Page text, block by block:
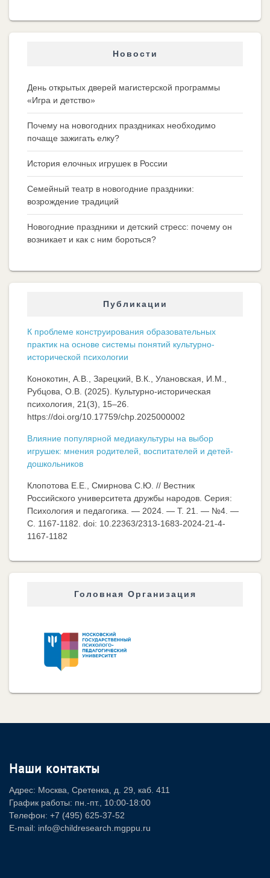
Новости
День открытых дверей магистерской программы
«Игра и детство»
Почему на новогодних праздниках необходимо
почаще зажигать елку?
История елочных игрушек в России
Семейный театр в новогодние праздники:
возрождение традиций
Новогодние праздники и детский стресс: почему он
возникает и как с ним бороться?
Публикации
К проблеме конструирования образовательных
практик на основе системы понятий культурно-
исторической психологии
Конокотин, А.В., Зарецкий, В.К., Улановская, И.М.,
Рубцова, О.В. (2025). Культурно-историческая
психология, 21(3), 15–26.
https://doi.org/10.17759/chp.2025000002
Влияние популярной медиакультуры на выбор
игрушек: мнения родителей, воспитателей и детей-
дошкольников
Клопотова Е.Е., Смирнова С.Ю. // Вестник
Российского университета дружбы народов. Серия:
Психология и педагогика. — 2024. — Т. 21. — №4. —
C. 1167-1182. doi: 10.22363/2313-1683-2024-21-4-
1167-1182
Головная Организация
Наши контакты
Адрес: Москва, Сретенка, д. 29, каб. 411
График работы: пн.-пт., 10:00-18:00
Телефон: +7 (495) 625-37-52
E-mail: info@childresearch.mgppu.ru